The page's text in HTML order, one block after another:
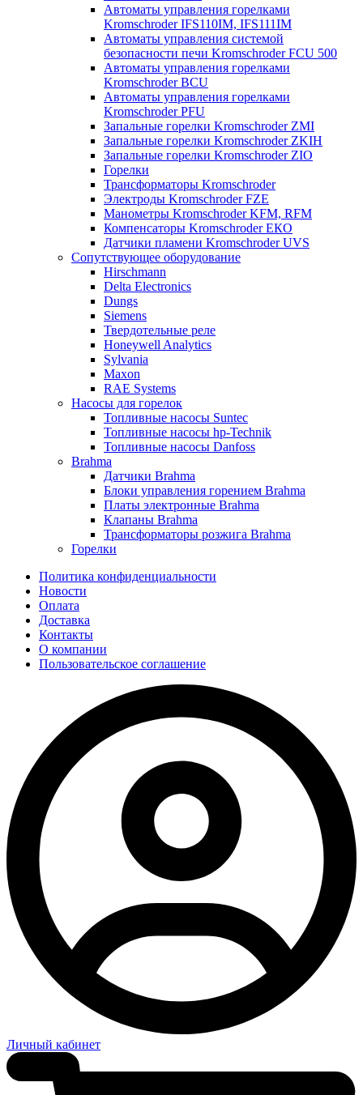
Автоматы управления горелками
Kromschroder IFS110IM, IFS111IM
Автоматы управления системой
безопасности печи Kromschroder FCU 500
Автоматы управления горелками
Kromschroder BCU
Автоматы управления горелками
Kromschroder PFU
Запальные горелки Kromschroder ZМI
Запальные горелки Kromschroder ZKIH
Запальные горелки Kromschroder ZIO
Горелки
Трансформаторы Kromschroder
Электроды Kromschroder FZE
Манометры Kromschroder KFM, RFM
Компенсаторы Kromschroder ЕКО
Датчики пламени Kromschroder UVS
Сопутствующее оборудование
Hirschmann
Delta Electronics
Dungs
Siemens
Твердотельные реле
Honeywell Analytics
Sylvania
Maxon
RAE Systems
Насосы для горелок
Топливные насосы Suntec
Топливные насосы hp-Technik
Топливные насосы Danfoss
Brahma
Датчики Brahma
Блоки управления горением Brahma
Платы электронные Brahma
Клапаны Brahma
Трансформаторы розжига Brahma
Горелки
Политика конфиденциальности
Новости
Оплата
Доставка
Контакты
О компании
Пользовательское соглашение
Личный кабинет